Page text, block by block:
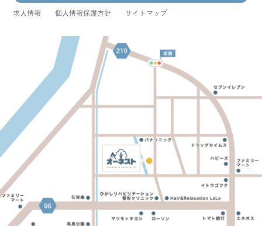
求人情報 個人情報保護方針 サイトマップ